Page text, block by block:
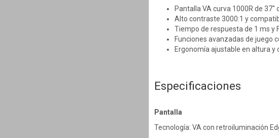
Pantalla VA curva 1000R de 37"
Alto contraste 3000:1 y
Tiempo de respuesta de 1 ms y
Funciones avanzadas de juego
Ergonomía ajustable en altura y
Especificaciones
Pantalla
Tecnología: VA con retroiluminación